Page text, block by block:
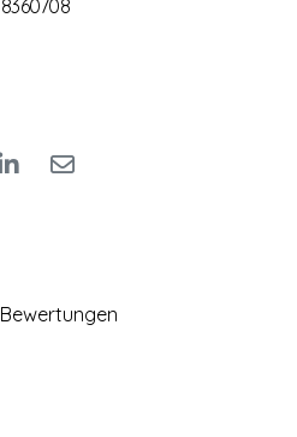
8360708
Bewertungen